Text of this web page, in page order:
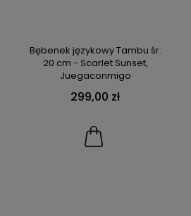
Bębenek językowy Tambu śr.
20 cm - Scarlet Sunset,
Juegaconmigo
299,00 zł